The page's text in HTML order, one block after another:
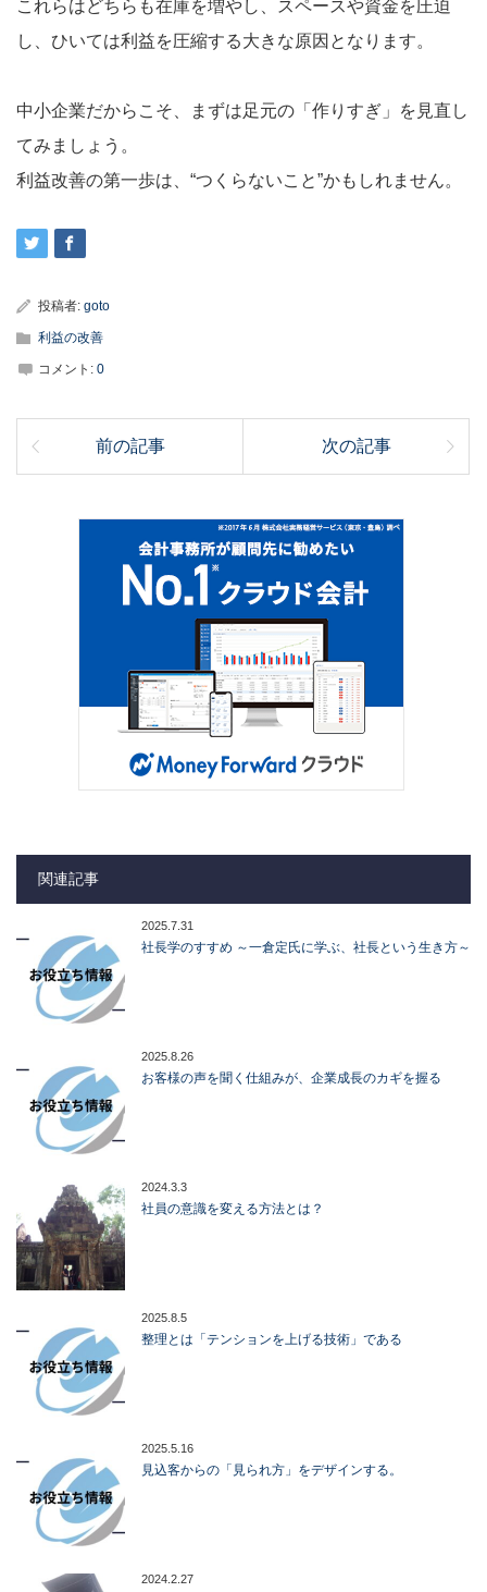
これらはどちらも在庫を増やし、スペースや資金を圧迫
し、ひいては利益を圧縮する大きな原因となります。
中小企業だからこそ、まずは足元の「作りすぎ」を見直し
てみましょう。
利益改善の第一歩は、“つくらないこと”かもしれません。
投稿者: goto
利益の改善
コメント: 0
前の記事 次の記事
関連記事
2025.7.31
社長学のすすめ ～一倉定氏に学ぶ、社長という生き方～
2025.8.26
お客様の声を聞く仕組みが、企業成長のカギを握る
2024.3.3
社員の意識を変える方法とは？
2025.8.5
整理とは「テンションを上げる技術」である
2025.5.16
見込客からの「見られ方」をデザインする。
2024.2.27